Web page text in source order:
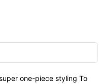
one-piece styling To